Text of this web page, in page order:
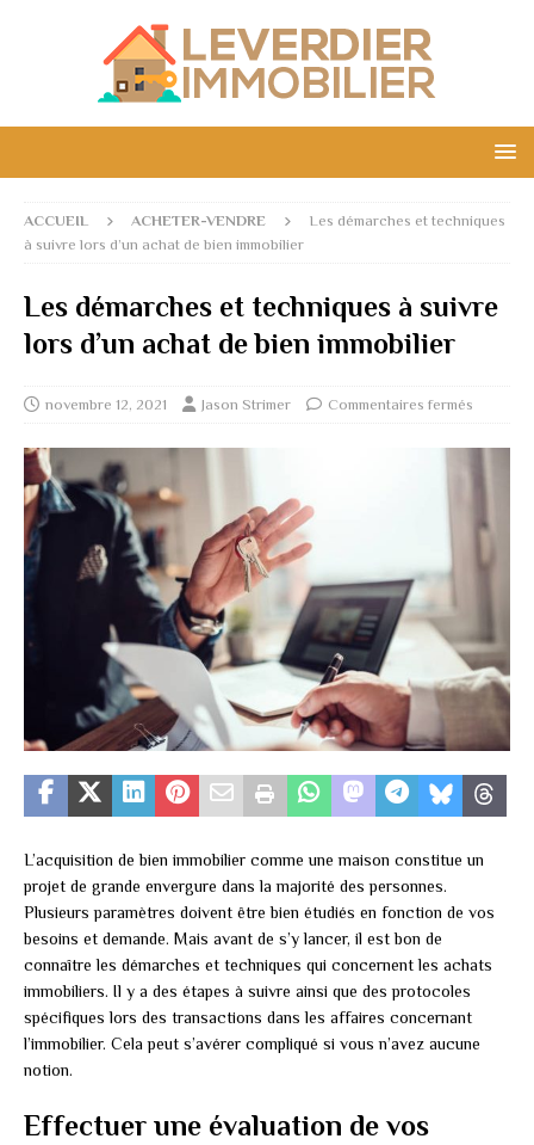
ACCUEIL ACHETER-VENDRE
Les démarches et techniques
à suivre lors d’un achat de bien immobilier
Les démarches et techniques à suivre
lors d’un achat de bien immobilier
novembre 12, 2021 Jason Strimer Commentaires fermés
L’acquisition de bien immobilier comme une maison constitue un
projet de grande envergure dans la majorité des personnes.
Plusieurs paramètres doivent être bien étudiés en fonction de vos
besoins et demande. Mais avant de s’y lancer, il est bon de
connaître les démarches et techniques qui concernent les achats
immobiliers. Il y a des étapes à suivre ainsi que des protocoles
spécifiques lors des transactions dans les affaires concernant
l’immobilier. Cela peut s’avérer compliqué si vous n’avez aucune
notion.
Effectuer une évaluation de vos